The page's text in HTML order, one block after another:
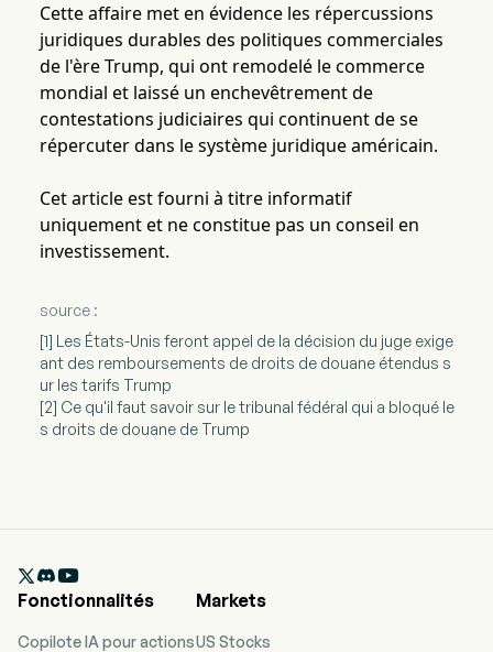
Cette affaire met en évidence les répercussions
juridiques durables des politiques commerciales
de l'ère Trump, qui ont remodelé le commerce
mondial et laissé un enchevêtrement de
contestations judiciaires qui continuent de se
répercuter dans le système juridique américain.
Cet article est fourni à titre informatif
uniquement et ne constitue pas un conseil en
investissement.
source :
[1] Les États-Unis feront appel de la décision du juge exige
ant des remboursements de droits de douane étendus s
ur les tarifs Trump
[2] Ce qu'il faut savoir sur le tribunal fédéral qui a bloqué le
s droits de douane de Trump

Fonctionnalités
Copilote IA pour actions
Markets
US Stocks